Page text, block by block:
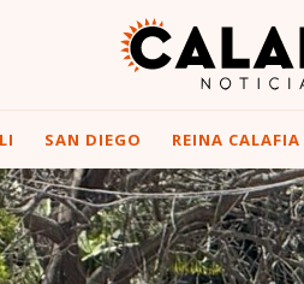
SAN DIEGO REINA CALAFIA